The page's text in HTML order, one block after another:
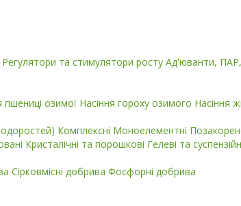
Регулятори та стимулятори росту Ад'юванти, ПАР,
пшениці озимої Насіння гороху озимого Насіння
Комплексні Моноелементні
Кристалічні та порошкові Гелеві та
Сірковмісні добрива Фосфорні добрива